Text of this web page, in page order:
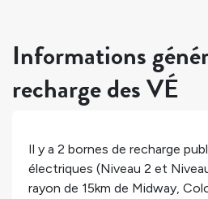
Informations
recharge des VÉ
Il y a 2 bornes de recharge
électriques (Niveau 2 et
rayon de 15km de Midway,